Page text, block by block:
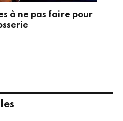
à ne pas faire pour